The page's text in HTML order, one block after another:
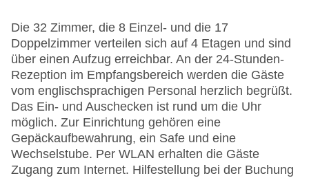
Die 32 Zimmer, die 8 Einzel- und die 17
Doppelzimmer verteilen sich auf 4 Etagen und sind
über einen Aufzug erreichbar. An der 24-Stunden-
Rezeption im Empfangsbereich werden die Gäste
vom englischsprachigen Personal herzlich begrüßt.
Das Ein- und Auschecken ist rund um die Uhr
möglich. Zur Einrichtung gehören eine
Gepäckaufbewahrung, ein Safe und eine
Wechselstube. Per WLAN erhalten die Gäste
Zugang zum Internet. Hilfestellung bei der Buchung